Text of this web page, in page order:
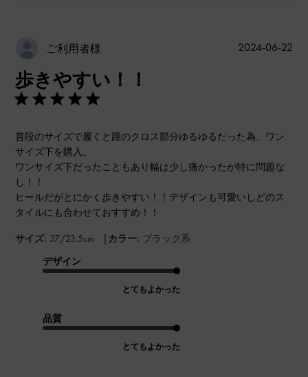
ご利用者様
歩きやすい！！
普段のサイズで履くと踵のクロス部分ゆるゆるだった為、ワン
サイズ下を購入。
ワンサイズ下だったこともあり幅は少し痛かったが特に問題な
し！！
ヒールだがとにかく歩きやすい！！デザインも可愛いしどのス
タイルにも合わせておすすめ！！
サイズ: 37/23.5cm | カラー: ブラック系
デザイン
とてもよかった
品質
とてもよかった
公
2024-06-22